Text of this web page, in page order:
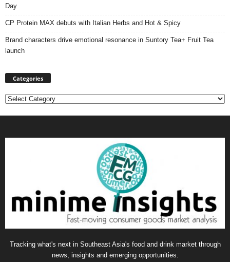
Day
CP Protein MAX debuts with Italian Herbs and Hot & Spicy
Brand characters drive emotional resonance in Suntory Tea+ Fruit Tea
launch
Categories
Categories
Tracking what's next in Southeast Asia's food and drink market through
news, insights and emerging opportunities.